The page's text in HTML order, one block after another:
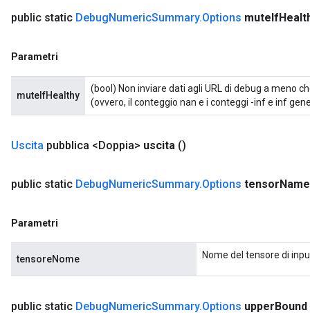
public static DebugNumericSummary.Options muteIf
Parametri
muteIfHealthy
(bool) Non inviare dati agli URL di debug a meno
(ovvero, il conteggio nan e i conteggi -inf e inf
Uscita pubblica <Doppia> uscita ()
public static DebugNumericSummary.Options tensorName
Parametri
tensoreNome Nome del tensore di
public static DebugNumericSummary.Options upperBound